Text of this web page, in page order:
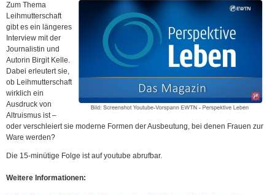
Zum Thema
Leihmutterschaft
gibt es ein längeres
Interview mit der
Journalistin und
Autorin Birgit Kelle.
Dabei erleutert sie,
ob Leihmutterschaft
wirklich ein
Ausdruck von
Altruismus ist –
oder verschleiert sie moderne Formen der Ausbeutung, bei denen Frauen zur
Ware werden?
Die 15-minütige Folge ist auf youtube abrufbar.
Weitere Informationen: